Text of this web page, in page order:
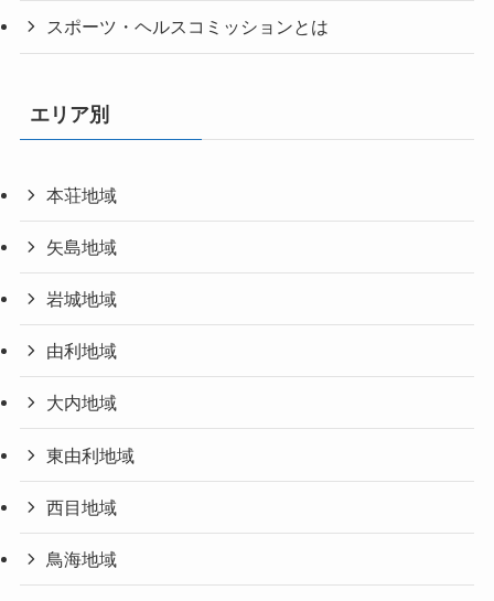
スポーツ・ヘルスコミッションとは
エリア別
本荘地域
矢島地域
岩城地域
由利地域
大内地域
東由利地域
西目地域
鳥海地域